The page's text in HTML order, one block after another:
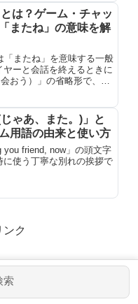
ちゲーは、シンプルなル
な操作性が魅力で、幅広
あります。
とは？ゲーム・チャッ
またね」の意味を解
「またね」を意味する一般
ーと会話を終えるときに
おう）」の省略形で、オ
じゃあ、また。)」と
用語の由来と使い方
you friend, now」の頭文字
使う丁寧な別れの挨拶で
ク
ンク
トップ サイドバー
索